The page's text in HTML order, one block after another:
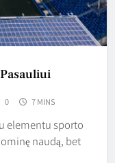
0 7 MINS
elementu sporto
naudą, bet